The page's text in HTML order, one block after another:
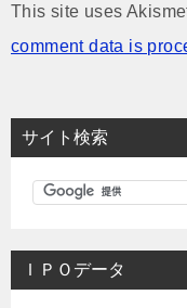
This site uses
comment data is
サイト検索
ＩＰＯデータ